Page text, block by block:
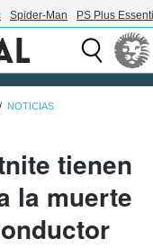
Spider-Man PS Plus
NOTICIAS
tienen
la muerte